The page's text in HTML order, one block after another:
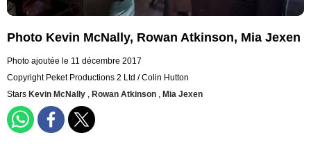
Photo Kevin McNally, Rowan Atkinson, Mia Jexen
Photo ajoutée le 11 décembre 2017
Copyright Peket Productions 2 Ltd / Colin Hutton
Stars Kevin McNally , Rowan Atkinson , Mia Jexen